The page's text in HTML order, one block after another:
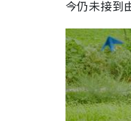
今仍未接到